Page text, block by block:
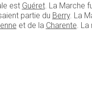
est Guéret. La Marche
partie du Berry. La
et de la Charente .